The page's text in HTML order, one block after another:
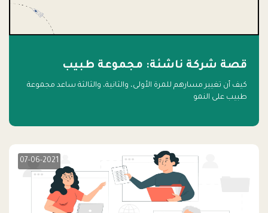
قصة شركة ناشئة: مجموعة طبيب
كيف أن تغيير مسارهم للمرة الأولى، والثانية، والثالثة ساعد مجموعة
طبيب على النمو
07-06-2021